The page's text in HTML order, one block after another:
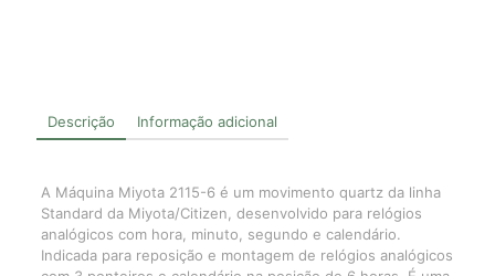
Descrição Informação adicional
A Máquina Miyota 2115-6 é um movimento quartz da linha
Standard da Miyota/Citizen, desenvolvido para relógios
analógicos com hora, minuto, segundo e calendário.
Indicada para reposição e montagem de relógios analógicos